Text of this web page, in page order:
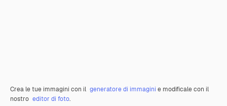
Crea le tue immagini con il generatore di immagini e modificale con il
nostro editor di foto.